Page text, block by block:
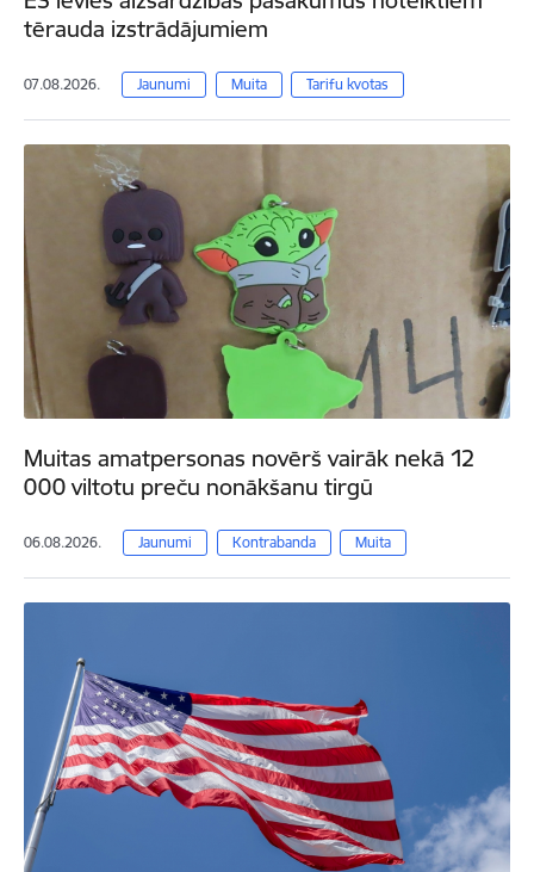
tērauda izstrādājumiem
07.08.2026. Jaunumi Muita Tarifu kvotas
Muitas amatpersonas novērš vairāk nekā 12
000 viltotu preču nonākšanu tirgū
06.08.2026. Jaunumi Kontrabanda Muita